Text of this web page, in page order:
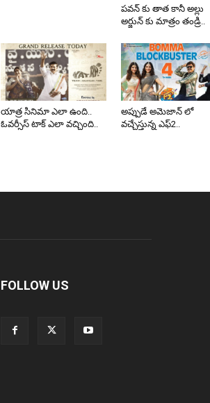
పవన్ కు తాత కానీ అల్లు
అర్జున్ కు మాత్రం తండ్రి..
యాత్ర సినిమా ఎలా ఉంది..
ఓవర్సీస్ టాక్ ఎలా వచ్చింది..
అప్పుడే అమెజాన్ లో
వచ్చేస్తున్న ఎఫ్2..
FOLLOW US